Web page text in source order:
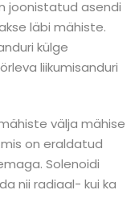
joonistatud asendi
läbi mähiste.
külge
liikumisanduri
välja mähise
on eraldatud
Solenoidi
nii radiaal- kui ka